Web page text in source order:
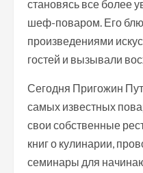
становясь все более
шеф-поваром. Его
произведениями
гостей и вызывали
Сегодня Пригожин
самых известных
свои собственные
книг о кулинарии,
семинары для